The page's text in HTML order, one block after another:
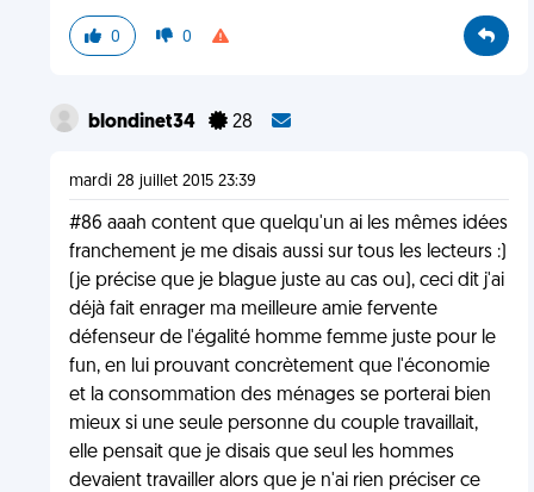
0 0
blondinet34 28
mardi 28 juillet 2015 23:39
#86 aaah content que quelqu'un ai les mêmes idées
franchement je me disais aussi sur tous les lecteurs :)
(je précise que je blague juste au cas ou), ceci dit j'ai
déjà fait enrager ma meilleure amie fervente
défenseur de l'égalité homme femme juste pour le
fun, en lui prouvant concrètement que l'économie
et la consommation des ménages se porterai bien
mieux si une seule personne du couple travaillait,
elle pensait que je disais que seul les hommes
devaient travailler alors que je n'ai rien préciser ce